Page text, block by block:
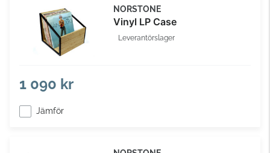
NORSTONE
Vinyl LP Case
Leverantörslager
1 090 kr
Jämför